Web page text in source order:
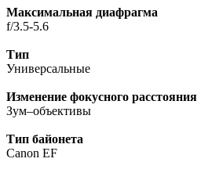
Максимальная диафрагма
f/3.5-5.6
Тип
Универсальные
Изменение фокусного расстояния
Зум–объективы
Тип байонета
Canon EF